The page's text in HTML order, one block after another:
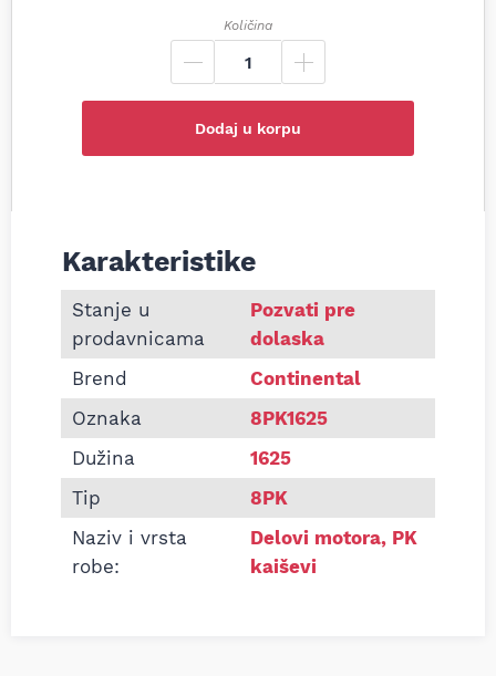
Količina
Dodaj u korpu
Informacije o Pk kaiš Continental 8PK1625
Karakteristike
Stanje u
prodavnicama
Pozvati pre
dolaska
Brend
Continental
Oznaka
8PK1625
Dužina
1625
Tip
8PK
Naziv i vrsta
robe:
Delovi motora, PK
kaiševi